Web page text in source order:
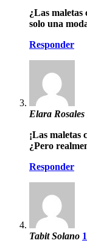
¿Las maletas
solo una
Responder
Elara Rosales
¡Las maletas
¿Pero
Responder
Tabit Solano